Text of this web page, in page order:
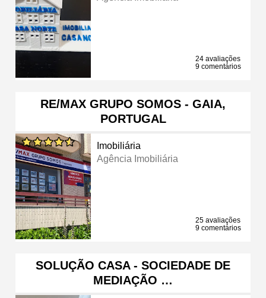
24 avaliações
9 comentários
RE/MAX GRUPO SOMOS - GAIA,
PORTUGAL
Imobiliária
Agência Imobiliária
25 avaliações
9 comentários
SOLUÇÃO CASA - SOCIEDADE DE
MEDIAÇÃO …